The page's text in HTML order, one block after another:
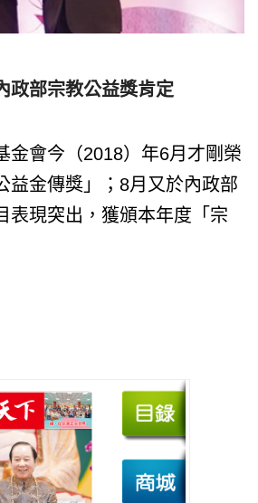
政部宗教公益獎肯定
金會今（2018）年6月才剛榮
益金傳獎」；8月又於內政部
表現突出，獲頒本年度「宗